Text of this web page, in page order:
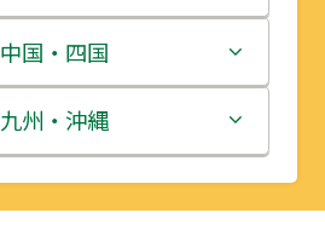
宮城県
秋田県
山形県
群馬県
埼玉県
千葉県
富山県
石川県
福井県
三重県
滋賀県
京都府
中国・四国
鳥取県
島根県
九州・沖縄
福岡県